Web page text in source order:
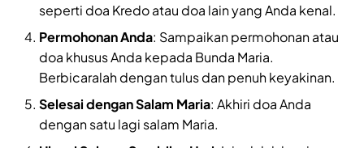
seperti doa Kredo atau doa lain yang Anda kenal.
Permohonan Anda: Sampaikan permohonan atau
doa khusus Anda kepada Bunda Maria.
Berbicaralah dengan tulus dan penuh keyakinan.
Selesai dengan Salam Maria: Akhiri doa Anda
dengan satu lagi salam Maria.